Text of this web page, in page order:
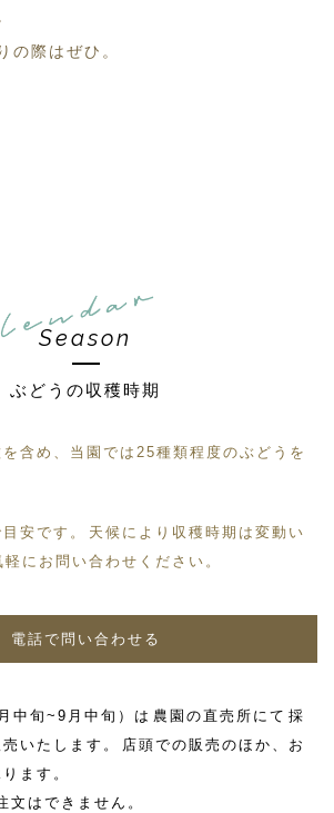
の際はぜひ。
Season
ぶどうの収穫時期
含め、当園では25種類程度のぶどうを
安です。天候により収穫時期は変動い
軽にお問い合わせください。
電話で問い合わせる
中旬~9月中旬）は農園の直売所にて採
いたします。店頭での販売のほか、お
ます。
はできません。